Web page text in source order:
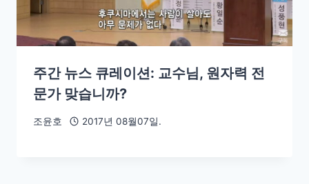
주간 뉴스 큐레이션: 교수님, 원자력 전
문가 맞습니까?
조윤호 2017년 08월07일.